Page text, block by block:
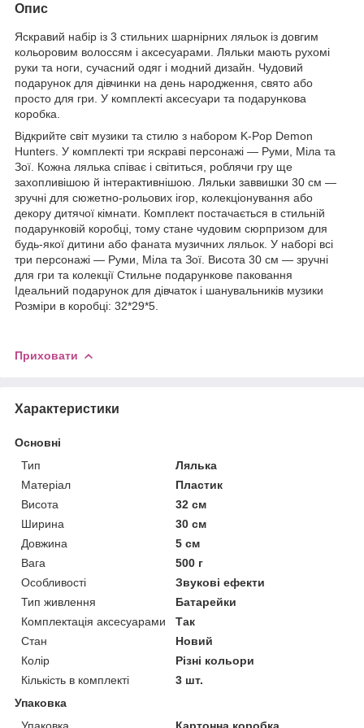
Опис
Яскравий набір із 3 стильних шарнірних ляльок із довгим
кольоровим волоссям і аксесуарами. Ляльки мають рухомі
руки та ноги, сучасний одяг і модний дизайн. Чудовий
подарунок для дівчинки на день народження, свято або
просто для гри. У комплекті аксесуари та подарункова
коробка.
Відкрийте світ музики та стилю з набором K-Pop Demon
Hunters. У комплекті три яскраві персонажі — Руми, Міла та
Зої. Кожна лялька співає і світиться, роблячи гру ще
захопливішою й інтерактивнішою. Ляльки заввишки 30 см —
зручні для сюжетно-рольових ігор, колекціонування або
декору дитячої кімнати. Комплект постачається в стильній
подарунковій коробці, тому стане чудовим сюрпризом для
будь-якої дитини або фаната музичних ляльок. У наборі всі
три персонажі — Руми, Міла та Зої. Висота 30 см — зручні
для гри та колекції Стильне подарункове паковання
Ідеальний подарунок для дівчаток і шанувальників музики
Розміри в коробці: 32*29*5.
Приховати
Характеристики
Основні
Тип
Лялька
Матеріал
Пластик
Висота
32 см
Ширина
30 см
Довжина
5 см
Вага
500 г
Особливості
Звукові ефекти
Тип живлення
Батарейки
Комплектація аксесуарами
Так
Стан
Новий
Колір
Різні кольори
Кількість в комплекті
3 шт.
Упаковка
Упаковка
Картонна коробка